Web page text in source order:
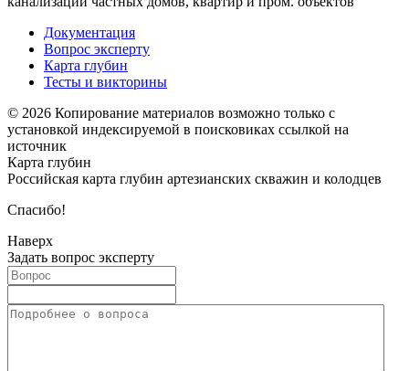
Документация
Вопрос эксперту
Карта глубин
Тесты и викторины
© 2026 Копирование материалов возможно только с
установкой индексируемой в поисковиках ссылкой на
источник
Карта глубин
Российская карта глубин артезианских скважин и колодцев
Спасибо!
Наверх
Задать вопрос эксперту